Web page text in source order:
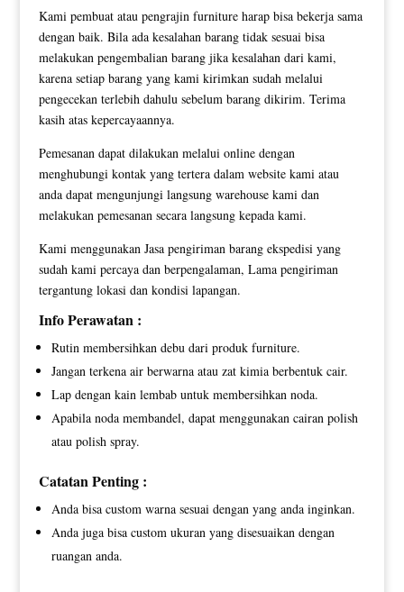
Kami pembuat atau pengrajin furniture harap bisa bekerja sama
dengan baik. Bila ada kesalahan barang tidak sesuai bisa
melakukan pengembalian barang jika kesalahan dari kami,
karena setiap barang yang kami kirimkan sudah melalui
pengecekan terlebih dahulu sebelum barang dikirim. Terima
kasih atas kepercayaannya.
Pemesanan dapat dilakukan melalui online dengan
menghubungi kontak yang tertera dalam website kami atau
anda dapat mengunjungi langsung warehouse kami dan
melakukan pemesanan secara langsung kepada kami.
Kami menggunakan Jasa pengiriman barang ekspedisi yang
sudah kami percaya dan berpengalaman, Lama pengiriman
tergantung lokasi dan kondisi lapangan.
Info Perawatan :
Rutin membersihkan debu dari produk furniture.
Jangan terkena air berwarna atau zat kimia berbentuk cair.
Lap dengan kain lembab untuk membersihkan noda.
Apabila noda membandel, dapat menggunakan cairan polish
atau polish spray.
Catatan Penting :
Anda bisa custom warna sesuai dengan yang anda inginkan.
Anda juga bisa custom ukuran yang disesuaikan dengan
ruangan anda.